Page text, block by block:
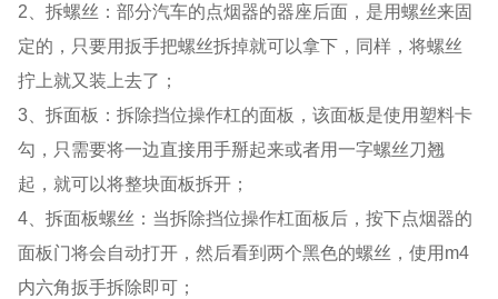
2、拆螺丝：部分汽车的点烟器的器座后面，是用螺丝来固
定的，只要用扳手把螺丝拆掉就可以拿下，同样，将螺丝
拧上就又装上去了；
3、拆面板：拆除挡位操作杠的面板，该面板是使用塑料卡
勾，只需要将一边直接用手掰起来或者用一字螺丝刀翘
起，就可以将整块面板拆开；
4、拆面板螺丝：当拆除挡位操作杠面板后，按下点烟器的
面板门将会自动打开，然后看到两个黑色的螺丝，使用m4
内六角扳手拆除即可；